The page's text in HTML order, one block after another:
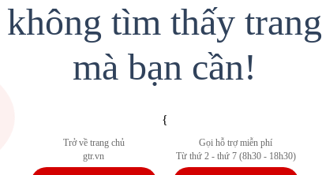
không tìm thấy trang
mà bạn cần!
{
Trở về trang chủ
gtr.vn
Gọi hỗ trợ miễn phí
Từ thứ 2 - thứ 7 (8h30 - 18h30)